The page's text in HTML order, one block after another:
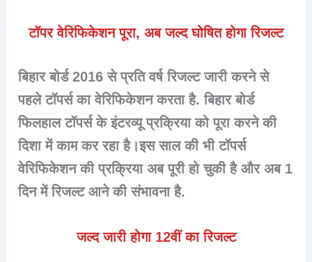
टॉपर वेरिफिकेशन पूरा, अब जल्द घोषित होगा रिजल्ट
बिहार बोर्ड 2016 से प्रति वर्ष रिजल्ट जारी करने से
पहले टॉपर्स का वेरिफिकेशन करता है. बिहार बोर्ड
फिलहाल टॉपर्स के इंटरव्यू प्रक्रिया को पूरा करने की
दिशा में काम कर रहा है।इस साल की भी टॉपर्स
वेरिफिकेशन की प्रक्रिया अब पूरी हो चुकी है और अब 1
दिन में रिजल्ट आने की संभावना है.
जल्द जारी होगा 12वीं का रिजल्ट